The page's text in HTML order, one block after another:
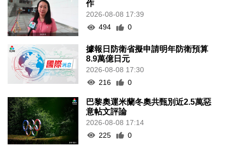
作
2026-08-08 17:39
494
0
據報日防衛省擬申請明年防衛預算
8.9萬億日元
2026-08-08 17:30
216
0
巴黎奧運米蘭冬奧共甄別近2.5萬惡
意帖文評論
2026-08-08 17:14
225
0